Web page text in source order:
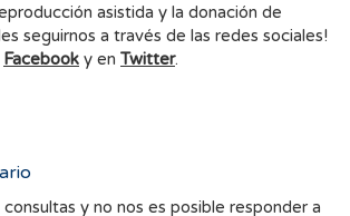
asistida y la donación de
Facebook y en Twitter.
y no nos es posible responder a